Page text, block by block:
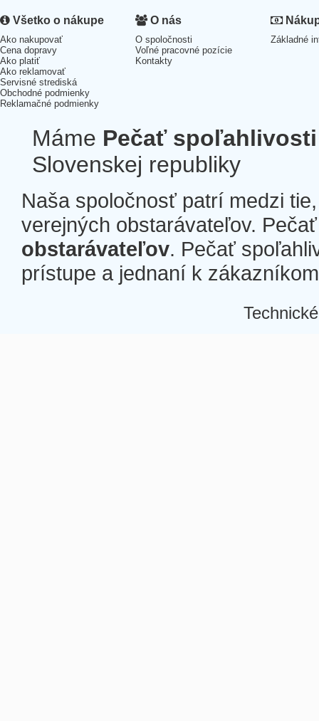
Všetko o nákupe
Ako nakupovať
Cena dopravy
Ako platiť
Ako reklamovať
Servisné strediská
Obchodné podmienky
Reklamačné podmienky
O nás
O spoločnosti
Voľné pracovné pozície
Kontakty
Základné
Máme Pečať spoľahlivosti
Slovenskej republiky
Naša spoločnosť patrí medzi
verejných obstarávateľov.
obstarávateľov. Pečať
prístupe a jednaní k